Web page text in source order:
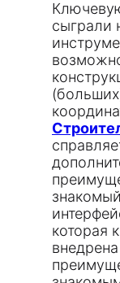
сыграли
которая